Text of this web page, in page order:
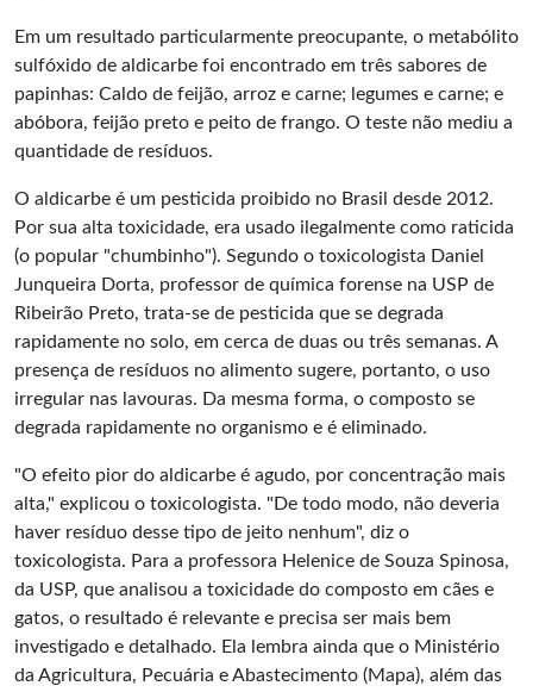
Em um resultado particularmente preocupante, o metabólito
sulfóxido de aldicarbe foi encontrado em três sabores de
papinhas: Caldo de feijão, arroz e carne; legumes e carne; e
abóbora, feijão preto e peito de frango. O teste não mediu a
quantidade de resíduos.
O aldicarbe é um pesticida proibido no Brasil desde 2012.
Por sua alta toxicidade, era usado ilegalmente como raticida
(o popular "chumbinho"). Segundo o toxicologista Daniel
Junqueira Dorta, professor de química forense na USP de
Ribeirão Preto, trata-se de pesticida que se degrada
rapidamente no solo, em cerca de duas ou três semanas. A
presença de resíduos no alimento sugere, portanto, o uso
irregular nas lavouras. Da mesma forma, o composto se
degrada rapidamente no organismo e é eliminado.
"O efeito pior do aldicarbe é agudo, por concentração mais
alta," explicou o toxicologista. "De todo modo, não deveria
haver resíduo desse tipo de jeito nenhum", diz o
toxicologista. Para a professora Helenice de Souza Spinosa,
da USP, que analisou a toxicidade do composto em cães e
gatos, o resultado é relevante e precisa ser mais bem
investigado e detalhado. Ela lembra ainda que o Ministério
da Agricultura, Pecuária e Abastecimento (Mapa), além das